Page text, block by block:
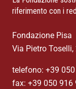
riferimento con i
Fondazione Pisa
Via Pietro
telefono: +39 050
fax: +39 050 916